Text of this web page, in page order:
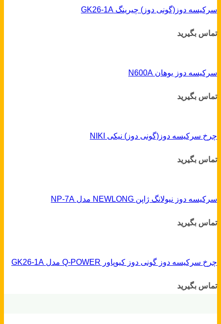
سرکیسه دوز(گونی دوز) چیرینگ GK26-1A
تماس بگیرید
سرکیسه دوز یوهان N600A
تماس بگیرید
چرخ سرکیسه دوز(گونی دوز) نیکی NIKI
تماس بگیرید
سرکیسه دوز نیولانگ ژاپن NEWLONG مدل NP-7A
تماس بگیرید
چرخ سرکیسه دوز گونی دوز کیوپاور Q-POWER مدل GK26-1A
تماس بگیرید